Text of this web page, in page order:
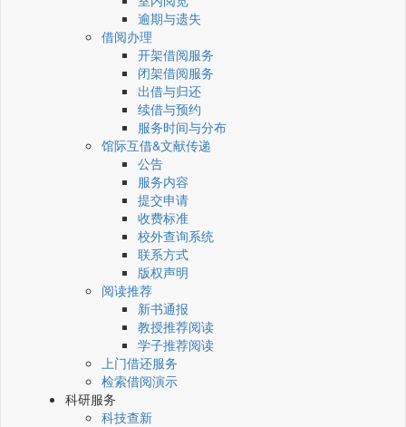
逾期与遗失
借阅办理
开架借阅服务
闭架借阅服务
出借与归还
续借与预约
服务时间与分布
馆际互借&文献传递
公告
服务内容
提交申请
收费标准
校外查询系统
联系方式
版权声明
阅读推荐
新书通报
教授推荐阅读
学子推荐阅读
上门借还服务
检索借阅演示
科研服务
科技查新